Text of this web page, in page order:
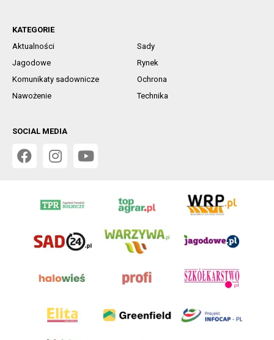
KATEGORIE
Aktualności
Sady
Jagodowe
Rynek
Komunikaty sadownicze
Ochrona
Nawożenie
Technika
SOCIAL MEDIA